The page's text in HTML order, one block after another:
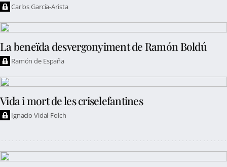
Carlos García-Arista
La beneïda desvergonyiment de Ramón Boldú
Ramón de España
Vida i mort de les criselefantines
Ignacio Vidal-Folch